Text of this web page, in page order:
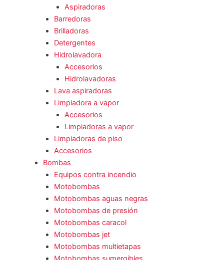
Aspiradoras
Barredoras
Brilladoras
Detergentes
Hidrolavadora
Accesorios
Hidrolavadoras
Lava aspiradoras
Limpiadora a vapor
Accesorios
Limpiadoras a vapor
Limpiadoras de piso
Accesorios
Bombas
Equipos contra incendio
Motobombas
Motobombas aguas negras
Motobombas de presión
Motobombas caracol
Motobombas jet
Motobombas multietapas